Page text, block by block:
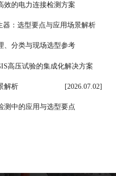
[2026.07.08]
效的电力连接检测方案
[2026.07.07]
器：选型要点与应用场景解析
[2026.07.06]
、分类与现场选型参考
[2026.07.03]
高压试验的集成化解决方案
[2026.07.03]
解析 [2026.07.02]
测中的应用与选型要点